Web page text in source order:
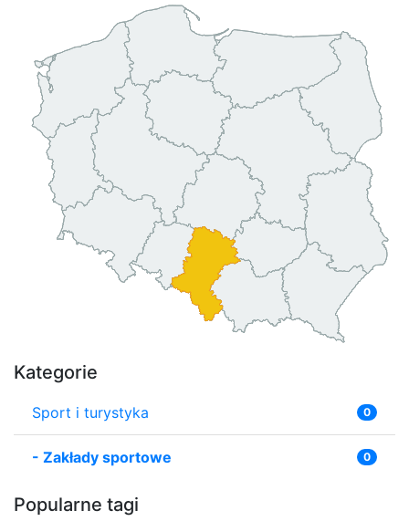
Kategorie
Sport i turystyka 0
- Zakłady sportowe 0
Popularne tagi